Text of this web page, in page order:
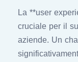
La **user
cruciale per il
aziende. Un